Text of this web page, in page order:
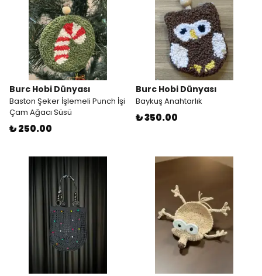
Burc Hobi Dünyası
Baston Şeker İşlemeli Punch İşi
Çam Ağacı Süsü
₺ 250.00
Burc Hobi Dünyası
Baykuş Anahtarlık
₺ 350.00